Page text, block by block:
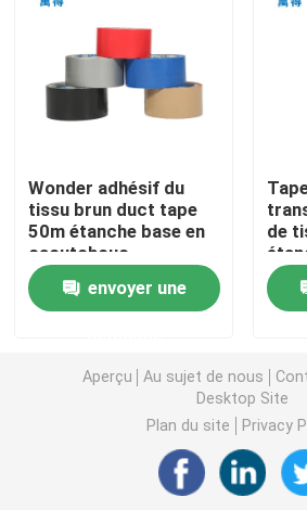
Les affaires
Tape d'emballage BOPP
Ruloir jumbo de bande Bopp
Bande de papier d'aluminium
Adhésif acrylique à base d'eau
Ruban adhésif à mousse
Wonder adhésif du
tissu brun duct tape
50m étanche base en
caoutchouc
envoyer une
de
Aperçu Au sujet de nous
Desktop Site
Plan du site
Privacy